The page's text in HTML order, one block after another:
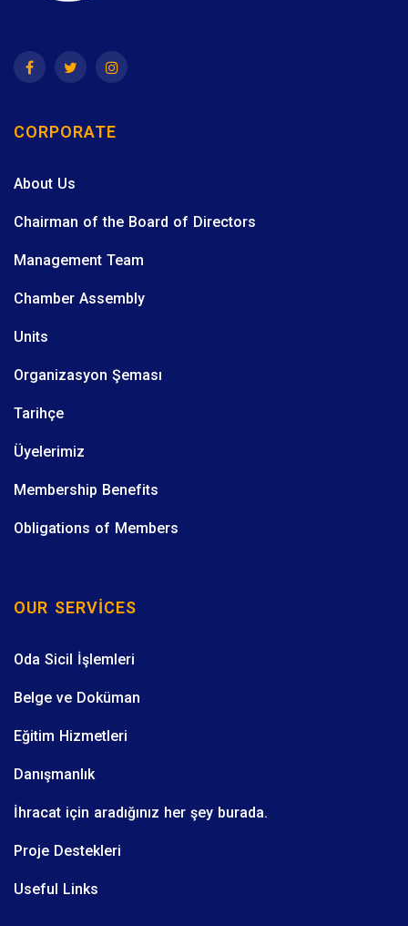
CORPORATE
About Us
Chairman of the Board of Directors
Management Team
Chamber Assembly
Units
Organizasyon Şeması
Tarihçe
Üyelerimiz
Membership Benefits
Obligations of Members
OUR SERVICES
Oda Sicil İşlemleri
Belge ve Doküman
Eğitim Hizmetleri
Danışmanlık
İhracat için aradığınız her şey burada.
Proje Destekleri
Useful Links